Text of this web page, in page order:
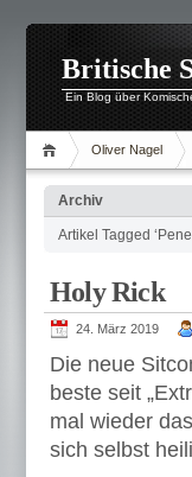
Britische
Ein Blog über
Oliver Nagel
Archiv
Artikel Tagged
Holy Rick
24. März 2019
Die neue
beste seit
mal wieder
sich selbst